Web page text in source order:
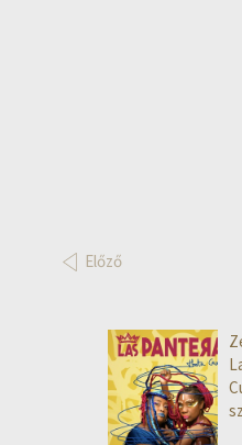
Előző